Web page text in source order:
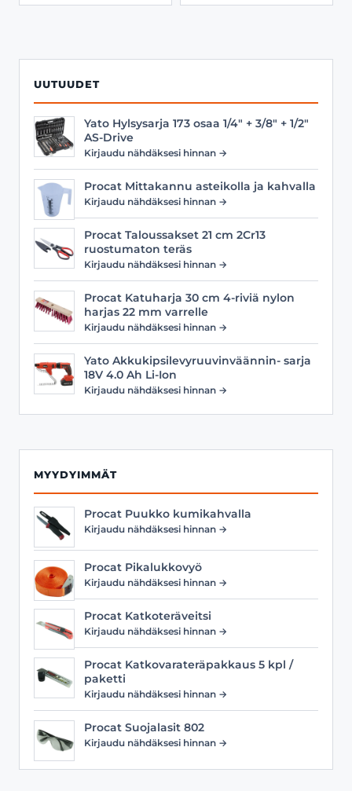
UUTUUDET
Yato Hylsysarja 173 osaa 1/4" + 3/8" + 1/2"
AS-Drive
Kirjaudu nähdäksesi hinnan →
Procat Mittakannu asteikolla ja kahvalla
Kirjaudu nähdäksesi hinnan →
Procat Taloussakset 21 cm 2Cr13
ruostumaton teräs
Kirjaudu nähdäksesi hinnan →
Procat Katuharja 30 cm 4-riviä nylon
harjas 22 mm varrelle
Kirjaudu nähdäksesi hinnan →
Yato Akkukipsilevyruuvinväännin- sarja
18V 4.0 Ah Li-Ion
Kirjaudu nähdäksesi hinnan →
MYYDYIMMÄT
Procat Puukko kumikahvalla
Kirjaudu nähdäksesi hinnan →
Procat Pikalukkovyö
Kirjaudu nähdäksesi hinnan →
Procat Katkoteräveitsi
Kirjaudu nähdäksesi hinnan →
Procat Katkovarateräpakkaus 5 kpl /
paketti
Kirjaudu nähdäksesi hinnan →
Procat Suojalasit 802
Kirjaudu nähdäksesi hinnan →